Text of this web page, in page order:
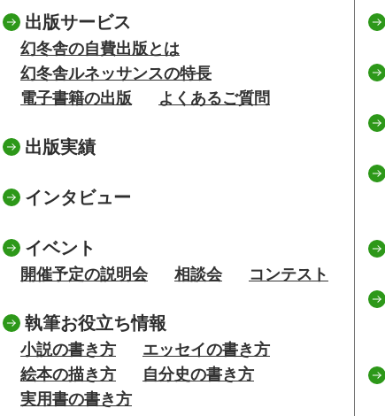
出版サービス
幻冬舎の自費出版とは
幻冬舎ルネッサンスの特長
電子書籍の出版
よくあるご質問
出版実績
インタビュー
イベント
開催予定の説明会 相談会 コンテスト
執筆お役立ち情報
小説の書き方
エッセイの書き方
絵本の描き方
自分史の書き方
実用書の書き方